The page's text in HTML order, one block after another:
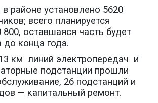
районе установлено 5620
всего планируется
800, оставшаяся часть будет
до конца года.
км линий электропередач и
подстанции прошли
26 подстанций и
— капитальный ремонт.